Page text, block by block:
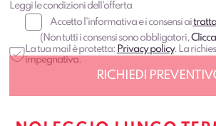
Leggi le condizioni dell'offerta
Accetto l'informativa e i consensi ai
(Non tutti i consensi sono obbligatori,
La tua mail è protetta: Privacy policy. La
impegnativa.